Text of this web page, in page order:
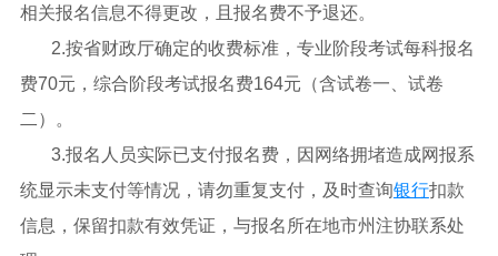
相关报名信息不得更改，且报名费不予退还。
2.按省财政厅确定的收费标准，专业阶段考试每科报名
费70元，综合阶段考试报名费164元（含试卷一、试卷
二）。
3.报名人员实际已支付报名费，因网络拥堵造成网报系
统显示未支付等情况，请勿重复支付，及时查询银行扣款
信息，保留扣款有效凭证，与报名所在地市州注协联系处